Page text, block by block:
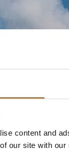
content and
our site with